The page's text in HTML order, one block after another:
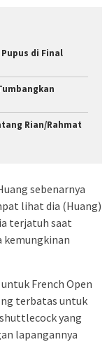
di Final
Rian/Rahmat
sebenarnya
lihat dia (Huang)
terjatuh saat
kemungkinan
French Open
terbatas untuk
yang
lapangannya